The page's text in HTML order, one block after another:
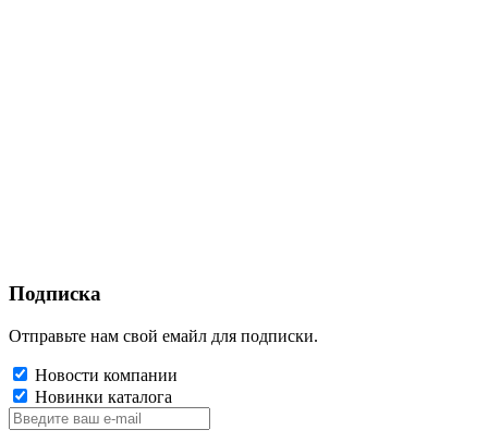
Подписка
Отправьте нам свой емайл для подписки.
Новости компании
Новинки каталога